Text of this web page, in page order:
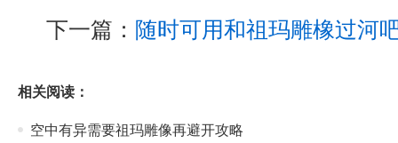
下一篇： 随时可用和祖玛雕橡过河
相关阅读：
空中有异需要祖玛雕像再避开攻略